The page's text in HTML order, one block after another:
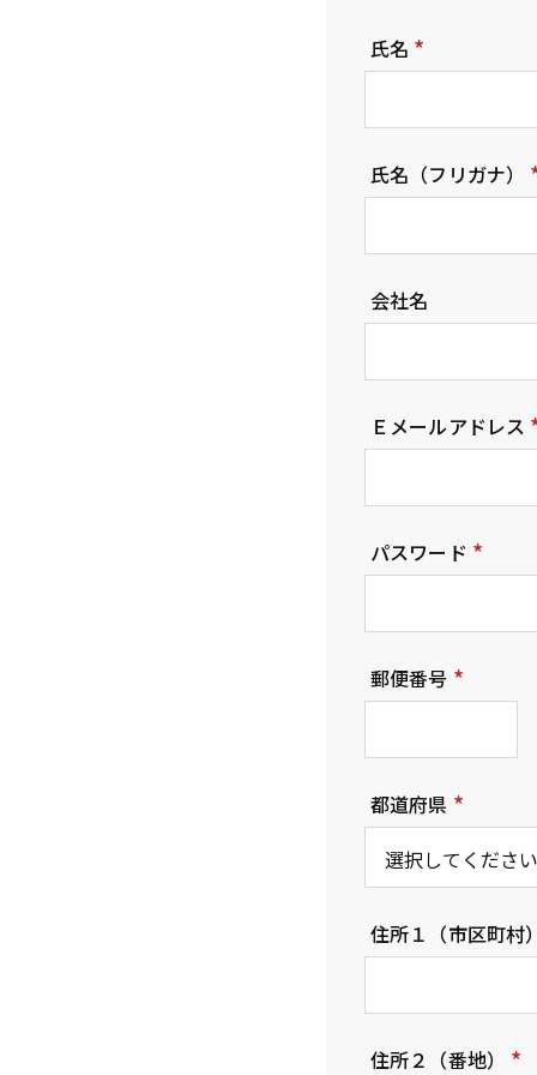
氏名
(
氏名（フリガナ）
(
会社名
Ｅメールアドレス
(
パスワード
(
郵便番号
(
)
都道府県
(
必
)
住所１（市区町村）
住所２（番地）